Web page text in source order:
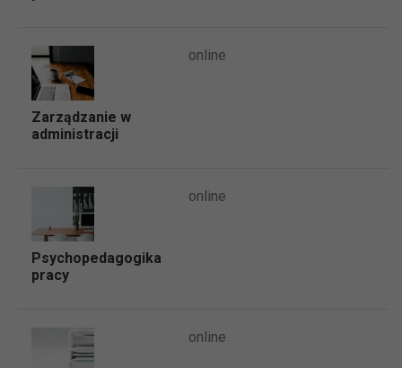
Zarządzanie w
administracji
online
Psychopedagogika
pracy
online
online